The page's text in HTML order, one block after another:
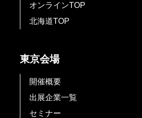
オンラインTOP
北海道TOP
東京会場
開催概要
出展企業一覧
セミナー